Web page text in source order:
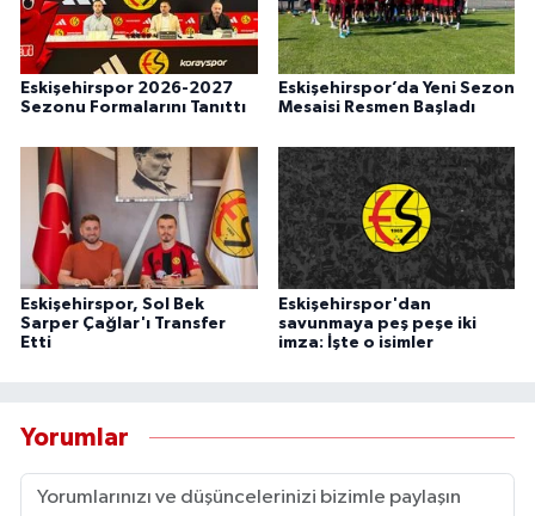
Eskişehirspor 2026-2027
Sezonu Formalarını Tanıttı
Eskişehirspor’da Yeni Sezon
Mesaisi Resmen Başladı
Eskişehirspor, Sol Bek
Sarper Çağlar'ı Transfer
Etti
Eskişehirspor'dan
savunmaya peş peşe iki
imza: İşte o isimler
Yorumlar